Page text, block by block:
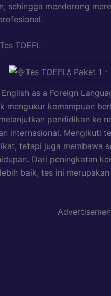
sehingga mendorong
TOEFL
as a Foreign
mengukur kemampuan
pendidikan ke
internasional. Mengikuti
tetapi juga membawa
Dari peningkatan
baik, tes ini